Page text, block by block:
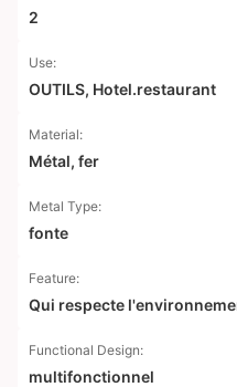
2
Use:
OUTILS, Hotel.restaurant
Material:
Métal, fer
Metal Type:
fonte
Feature:
Qui respecte
Functional Design:
multifonctionnel